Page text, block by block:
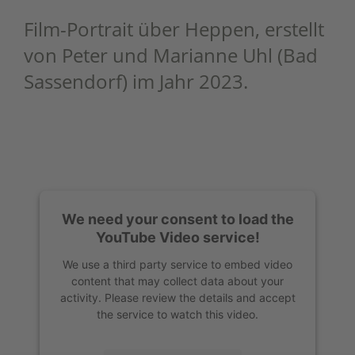
Film-Portrait über Heppen, erstellt
von Peter und Marianne Uhl (Bad
Sassendorf) im Jahr 2023.
We need your consent to load the
YouTube Video service!
We use a third party service to embed video
content that may collect data about your
activity. Please review the details and accept
the service to watch this video.